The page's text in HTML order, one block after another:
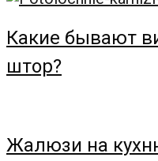
Какие бывают
штор?
Жалюзи на